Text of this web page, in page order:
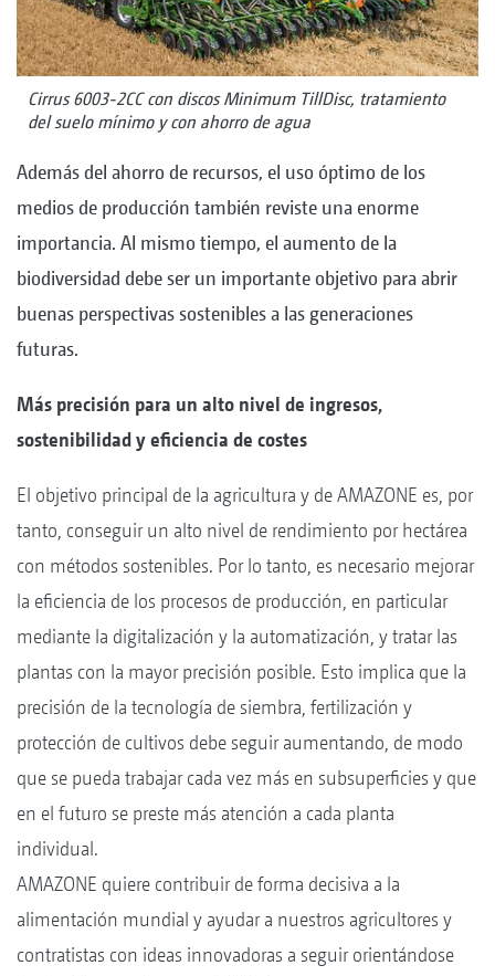
Cirrus 6003-2CC con discos Minimum TillDisc, tratamiento
del suelo mínimo y con ahorro de agua
Además del ahorro de recursos, el uso óptimo de los
medios de producción también reviste una enorme
importancia. Al mismo tiempo, el aumento de la
biodiversidad debe ser un importante objetivo para abrir
buenas perspectivas sostenibles a las generaciones
futuras.
Más precisión para un alto nivel de ingresos,
sostenibilidad y eficiencia de costes
El objetivo principal de la agricultura y de AMAZONE es, por
tanto, conseguir un alto nivel de rendimiento por hectárea
con métodos sostenibles. Por lo tanto, es necesario mejorar
la eficiencia de los procesos de producción, en particular
mediante la digitalización y la automatización, y tratar las
plantas con la mayor precisión posible. Esto implica que la
precisión de la tecnología de siembra, fertilización y
protección de cultivos debe seguir aumentando, de modo
que se pueda trabajar cada vez más en subsuperficies y que
en el futuro se preste más atención a cada planta
individual.
AMAZONE quiere contribuir de forma decisiva a la
alimentación mundial y ayudar a nuestros agricultores y
contratistas con ideas innovadoras a seguir orientándose